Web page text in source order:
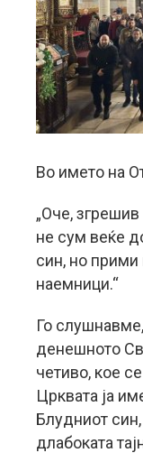
Во името на
„Оче,
не сум веќе
син, но
наемници.“
Го
денешното
четиво, кое
Црквата ја
Блудниот
длабоката